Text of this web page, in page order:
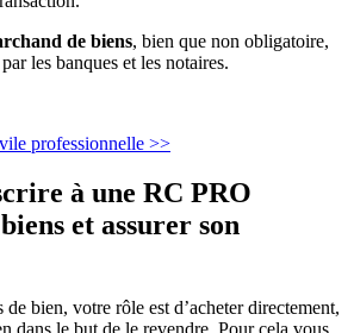
de biens, bien que non obligatoire,
les banques et les notaires.
professionnelle >>
à une RC PRO
et assurer son
bien, votre rôle est d’acheter directement,